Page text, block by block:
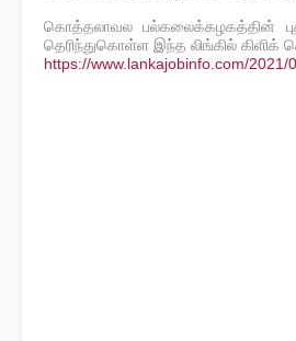
கொத்தலாவல பல்கலைக்கழகத்தின்
தெரிந்துகொள்ள இந்த லிங்கில் கிளிக்
https://www.lankajobinfo.com/2021/